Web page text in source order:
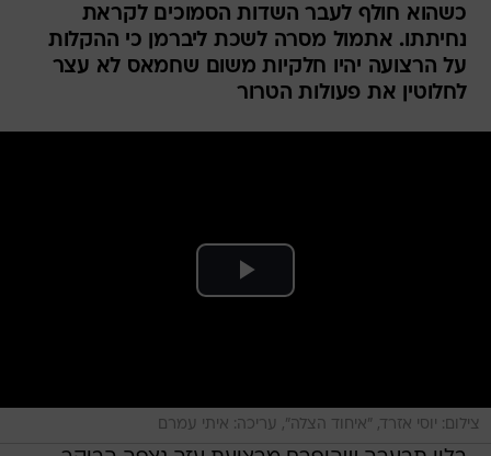
כשהוא חולף לעבר השדות הסמוכים לקראת
נחיתתו. אתמול מסרה לשכת ליברמן כי ההקלות
על הרצועה יהיו חלקיות משום שחמאס לא עצר
לחלוטין את פעולות הטרור
צילום: יוסי אזרד, "איחוד הצלה", עריכה: איתי עמרם